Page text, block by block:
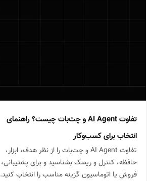
تفاوت AI Agent و چت‌بات چیست؟ راهنمای
انتخاب برای کسب‌وکار
تفاوت AI Agent و چت‌بات را از نظر هدف، ابزار،
حافظه، کنترل و ریسک بشناسید و برای پشتیبانی،
فروش یا اتوماسیون گزینه مناسب را انتخاب کنید.